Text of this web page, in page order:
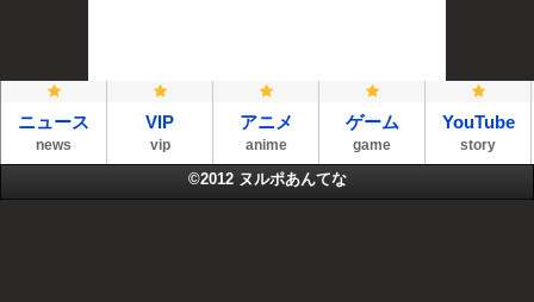
ニュース
news
VIP
vip
アニメ
anime
ゲーム
game
YouTube
story
©2012 ヌルポあんてな